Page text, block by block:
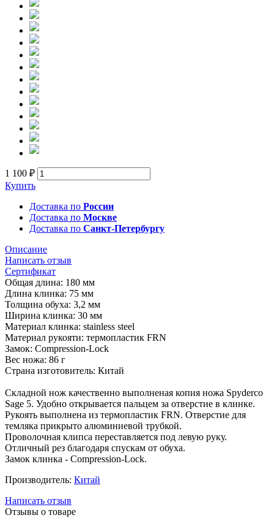
1 100 ₽
Купить
Доставка по России
Доставка по Москве
Доставка по Санкт-Петербургу
Описание
Написать отзыв
Сертификат
Общая длина: 180 мм
Длина клинка: 75 мм
Толщина обуха: 3,2 мм
Ширина клинка: 30 мм
Материал клинка: stainless steel
Материал рукояти: термопластик FRN
Замок: Compression-Lock
Вес ножа: 86 г
Страна изготовитель: Китай
Складной нож качественно выполненая копия ножа Spyderco
Sage 5. Удобно открывается пальцем за отверстие в клинке.
Рукоять выполнена из термопластик FRN. Отверстие для
темляка прикрыто алюминиевой трубкой.
Проволочная клипса переставляется под левую руку.
Отличный рез благодаря спускам от обуха.
Замок клинка - Compression-Lock.
Производитель: Китай
Написать отзыв
Отзывы о товаре